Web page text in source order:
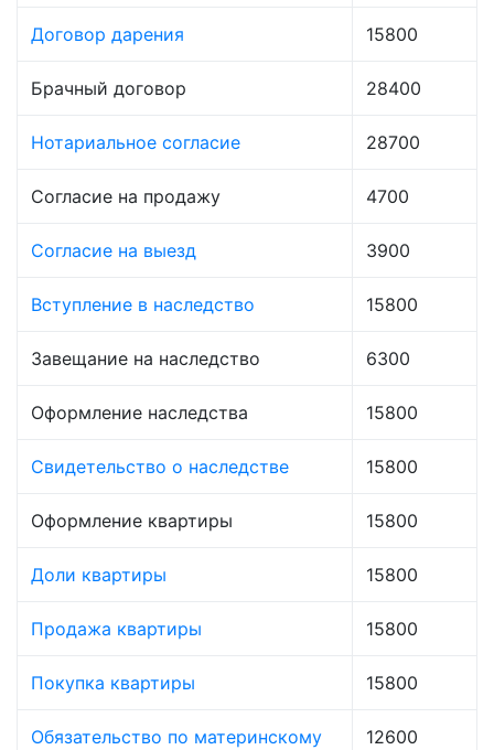
Договор дарения 15800
Брачный договор 28400
Нотариальное согласие 28700
Согласие на продажу 4700
Согласие на выезд 3900
Вступление в наследство 15800
Завещание на наследство 6300
Оформление наследства 15800
Свидетельство о наследстве 15800
Оформление квартиры 15800
Доли квартиры 15800
Продажа квартиры 15800
Покупка квартиры 15800
Обязательство по материнскому
12600